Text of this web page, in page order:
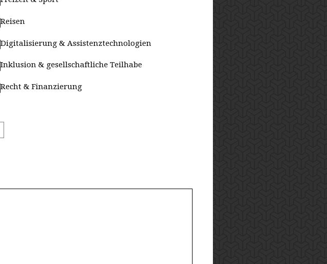
Reisen
Digitalisierung & Assistenztechnologien
Inklusion & gesellschaftliche Teilhabe
Recht & Finanzierung